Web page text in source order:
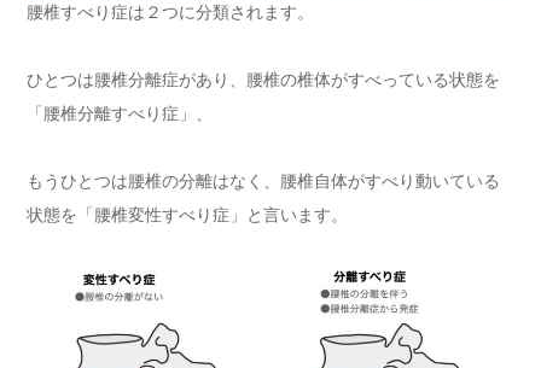
腰椎すべり症は２つに分類されます。
ひとつは腰椎分離症があり、腰椎の椎体がすべっている状態を
「腰椎分離すべり症」、
もうひとつは腰椎の分離はなく、腰椎自体がすべり動いている
状態を「腰椎変性すべり症」と言います。